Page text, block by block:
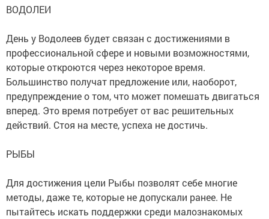
ВОДОЛЕИ
День у Водолеев будет связан с достижениями в
профессиональной сфере и новыми возможностями,
которые откроются через некоторое время.
Большинство получат предложение или, наоборот,
предупреждение о том, что может помешать двигаться
вперед. Это время потребует от вас решительных
действий. Стоя на месте, успеха не достичь.
РЫБЫ
Для достижения цели Рыбы позволят себе многие
методы, даже те, которые не допускали ранее. Не
пытайтесь искать поддержки среди малознакомых